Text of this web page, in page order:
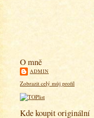
O mně
ADMIN
Zobrazit celý můj profil
Kde koupit originální